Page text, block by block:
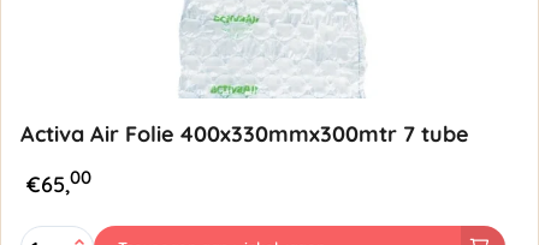
Activa Air Folie 400x330mmx300mtr 7 tube
€65,00
Activa